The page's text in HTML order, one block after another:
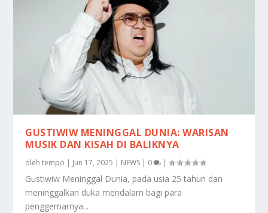
GUSTIWIW MENINGGAL DUNIA: WARISAN
MUSIK DAN KISAH DI BALIKNYA
olehtempo | Jun 17, 2025 | NEWS | 0 |
Gustiwiw Meninggal Dunia, pada usia 25 tahun dan
meninggalkan duka mendalam bagi para
penggemarnya...